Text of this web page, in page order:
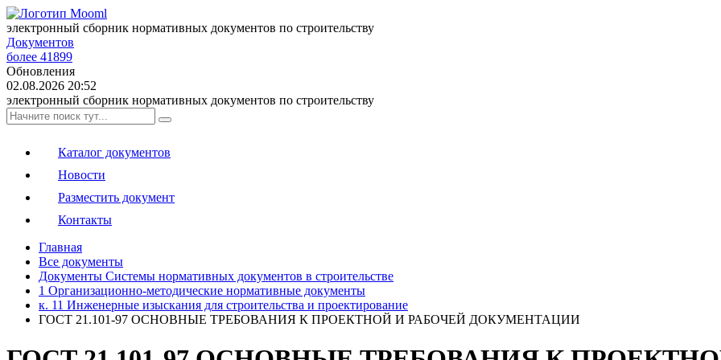
электронный сборник нормативных документов по строительству
Документов
более 41899
Обновления
02.08.2026 20:52
электронный сборник нормативных документов по строительству
Каталог документов
Новости
Разместить документ
Контакты
Главная
Все документы
Документы Системы нормативных документов в строительстве
1 Организационно-методические нормативные документы
к. 11 Инженерные изыскания для строительства и проектирование
ГОСТ 21.101-97 ОСНОВНЫЕ ТРЕБОВАНИЯ К ПРОЕКТНОЙ И РАБОЧЕЙ ДОКУМЕНТАЦИИ